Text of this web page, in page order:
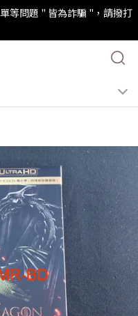
問題 " 皆為詐騙 "，請撥打